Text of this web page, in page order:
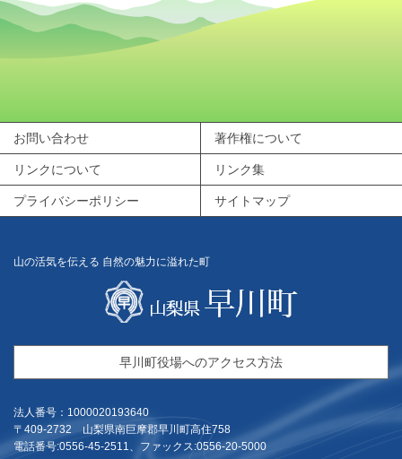
お問い合わせ 著作権について
リンクについて リンク集
プライバシーポリシー サイトマップ
山の活気を伝える 自然の魅力に溢れた町
早川町役場へのアクセス方法
法人番号：1000020193640
〒409-2732 山梨県南巨摩郡早川町高住758
電話番号:0556-45-2511、ファックス:0556-20-5000